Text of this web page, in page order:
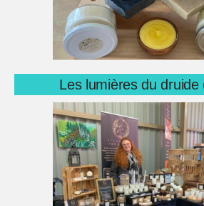
Les lumières du druide